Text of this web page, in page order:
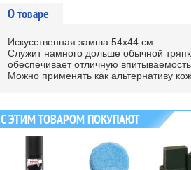
О товаре
Искусственная замша 54х44 см.
Служит намного дольше обычной
обеспечивает отличную
Можно применять как альтернативу
С ЭТИМ ТОВАРОМ ПОКУПАЮТ